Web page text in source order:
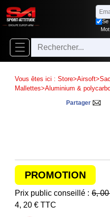
Parcourir
Nouveautés
Packs
Paintball‣
Air
Comprimé
‣
xFermer
Se
Vous êtes ici : Store>Airsoft>
Mallettes>Aluminium &
Partager
PROMOTION
Prix public conseillé : 6,
4, 20 € TTC